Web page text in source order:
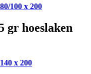
100 x 200
gr hoeslaken
x 200